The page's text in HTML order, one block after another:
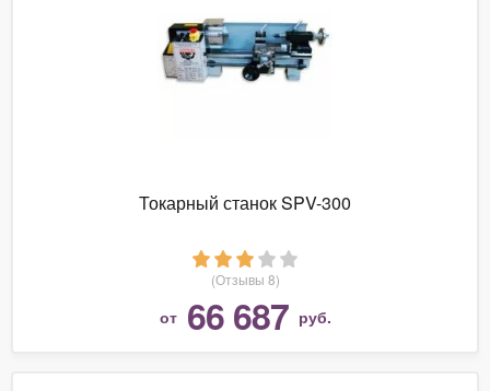
Токарный станок SPV-300
(Отзывы 8)
от 66 687 руб.